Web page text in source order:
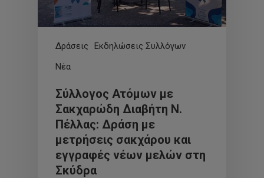
Δράσεις
Εκδηλώσεις Συλλόγων
Νέα
Σύλλογος Ατόμων με
Σακχαρώδη Διαβήτη Ν.
Πέλλας: Δράση με
μετρήσεις σακχάρου και
εγγραφές νέων μελών στη
Σκύδρα